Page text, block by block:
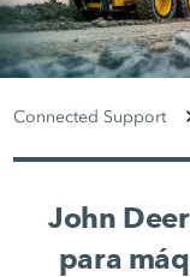
Connected Support
John
para